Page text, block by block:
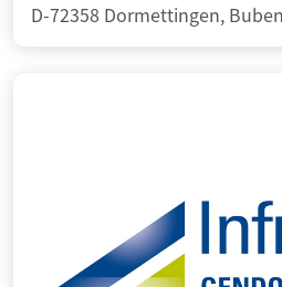
D-72358 Dormettingen,